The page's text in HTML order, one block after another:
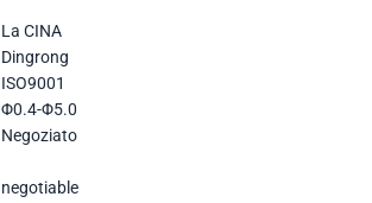
La CINA
Dingrong
ISO9001
Φ0.4-Φ5.0
Negoziato
negotiable